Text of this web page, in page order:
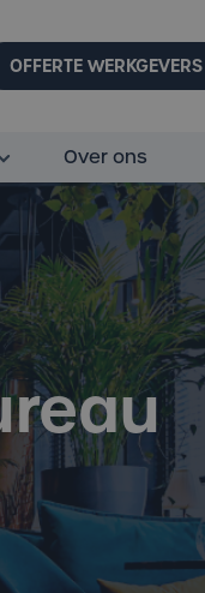
OFFERTE WERKGEVERS
Over ons